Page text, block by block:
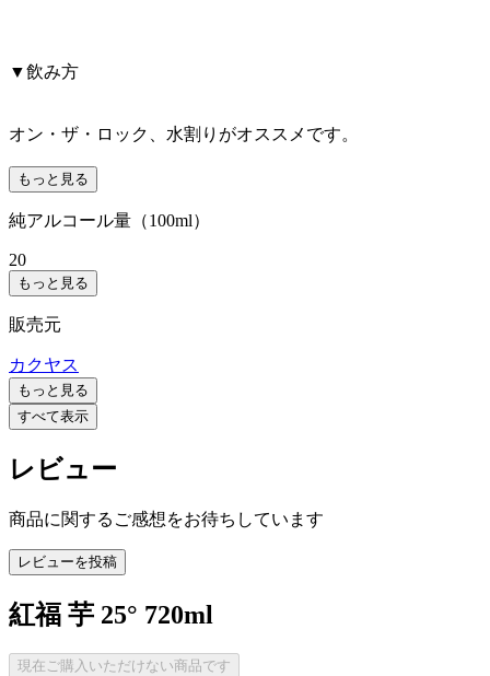
▼飲み方
オン・ザ・ロック、水割りがオススメです。
もっと見る
純アルコール量（100ml）
20
もっと見る
販売元
カクヤス
もっと見る
すべて表示
レビュー
商品に関するご感想をお待ちしています
レビューを投稿
紅福 芋 25° 720ml
現在ご購入いただけない商品です